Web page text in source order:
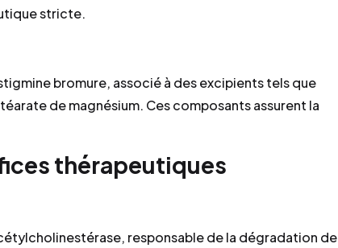
stricte.
bromure, associé à des excipients tels que
de magnésium. Ces composants assurent la
thérapeutiques
responsable de la dégradation de